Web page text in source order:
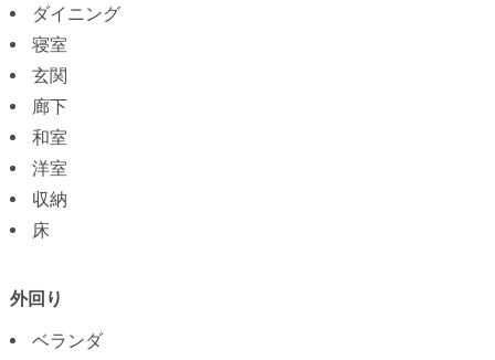
ダイニング
寝室
玄関
廊下
和室
洋室
収納
床
外回り
ベランダ